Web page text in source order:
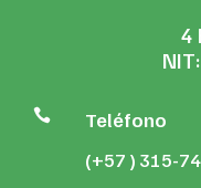
4
 Teléfono
(+57 ) 315-